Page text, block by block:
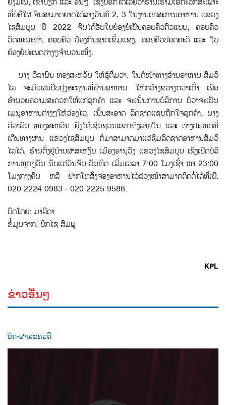
ທ່ີບໍຄືໃຜ ຈົນສາມາດຍາດໄດ້ລາງວັນທີ 2, 3 ໃນງານເທສະການອາຫານ ແຂວງ
ໄຊສົມບູນ ປີ 2022 ຈົນໄດ້ຮັບໃບຍ້ອງຍໍເປັນຄອບຄົວຕົວແບບ, ຄອບຄົວ
ວັດທະນະທຳ, ຄອບຄົວ ປ້ອງກັນຊາດເຂັ້ມແຂງ, ຄອບຄົວປອດຄະດີ ແລະ ໃບ
ຍ້ອງຍໍປະເພດຕ່າງໆຈຳນວນໜຶ່ງ.
ນາງ ວິລາພົນ ທອງສະຫວັນ ໃຫ້ຮູ້ຕື່ມວ່າ: ໃນຕໍ່ໜ້າທາງຮ້ານອາຫານ ສົມວິ
ໄລ ຈະມີແຜນປັບປຸງສະຖານທີ່ຮ້ານອາຫານ ໃຫ້ກວ້າງຂວາງກວ່າເກົ່າ ເພື່ອ
ອຳນວຍຄວາມສະດວກໃຫ້ແກ່ລູກຄ້າ ແລະ ຈະເນັ້ນການບໍລິການ ບໍ່ວ່າຈະເປັນ
ເມນູອາຫານຕ່າງໆໃຫ້ວ່ອງໄວ, ເນັ້ນສະອາດ ລົດຊາດແຊບຖືກໃຈລູກຄ້າ. ນາງ
ວິລາພົນ ທອງສະຫວັນ ຍັງໄດ້ເຊີນຊວນແຂກທັງພາຍໃນ ແລະ ຕ່າງປະເທດທີ່
ເດີນທາງຜ່ານ ແຂວງໄຊສົມບູນ ກໍ່ມາສາມາດມາແວ່ຊິມລົດຊາດອາຫານສົມວິ
ໄລໄດ້, ຮ້ານຕັ້ງຢູ່ບ້ານຜາສະຫງົບ ເມືອງອານຸວົງ ແຂວງໄຊສົມບູນ ເຊິ່ງເປີດບໍລິ
ການທຸກໆວັນ ນັບແຕ່ວັນຈັນ-ວັນທິດ ເລິ່ມເວລາ 7:00 ໂມງເຊົ້າ ຫາ 23:00
ໂມງກາງຄືນ ຫລື ຢາກໂທສັ່ງຈ່ອງອາຫານໄວ້ລ່ວງໜ້າສາມາດຕິດຕໍ່ໄດ້ທີ່ເບີ:
020 2224 0983 - 020 2225 9588.
ບົດໂດຍ: ມາລີດາ
ຂໍ້ມູນຈາກ: ບິກໄຊ ສົມພູ
KPL
ຂ່າວອື່ນໆ
ບົດ-ສາລະຄະດີ